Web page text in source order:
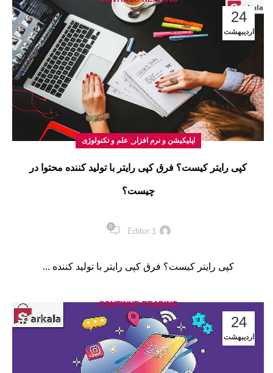
24
اردیبهشت
اپلیکیشن و نرم افزار ,علم و تکنولوژی
کپی رایتر کیست؟ فرق کپی رایتر با تولید کننده محتوا در
چیست؟
Editor.1
0
کپی رایتر کیست؟ فرق کپی رایتر با تولید کننده ...
CONTINUE READING
24
اردیبهشت